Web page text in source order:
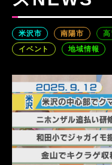
米沢市 南陽市 高
イベント
地域情報